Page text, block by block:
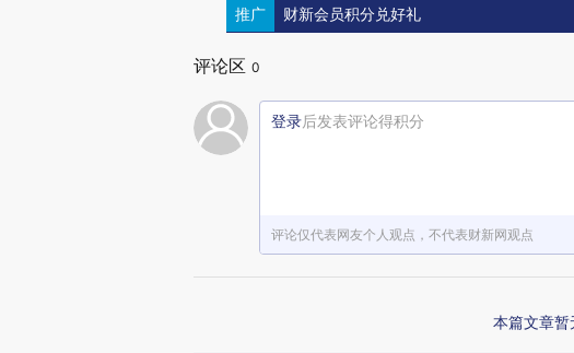
推广 财新会员积分兑好礼
评论区 0
登录后发表评论得积分
评论仅代表网友个人观点，不代表财新网观点
本篇文章暂